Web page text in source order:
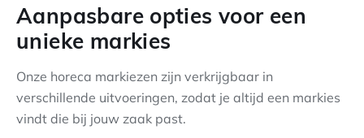
Aanpasbare opties voor een
unieke markies
Onze horeca markiezen zijn verkrijgbaar in
verschillende uitvoeringen, zodat je altijd een markies
vindt die bij jouw zaak past.